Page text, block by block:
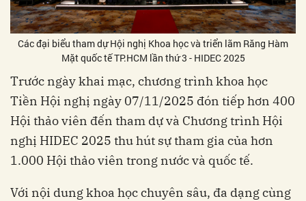
Các đại biểu tham dự Hội nghị Khoa học và triển lãm Răng Hàm
Mặt quốc tế TP.HCM lần thứ 3 - HIDEC 2025
Trước ngày khai mạc, chương trình khoa học
Tiền Hội nghị ngày 07/11/2025 đón tiếp hơn 400
Hội thảo viên đến tham dự và Chương trình Hội
nghị HIDEC 2025 thu hút sự tham gia của hơn
1.000 Hội thảo viên trong nước và quốc tế.
Với nội dung khoa học chuyên sâu, đa dạng cùng